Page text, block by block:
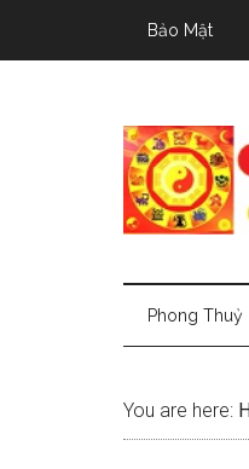
Bảo Mật
Phong Thuỷ
You are here: